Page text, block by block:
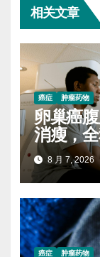
相关文章
癌症 肿瘤药物
卵巢癌
消瘦，
进展
8 月 7, 2026
癌症 肿瘤药物